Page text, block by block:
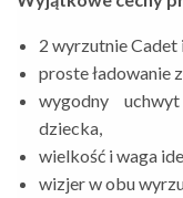
2 wyrzutnie Cadet
proste ładowanie
wygodny
dziecka,
wielkość i waga
wizjer w obu